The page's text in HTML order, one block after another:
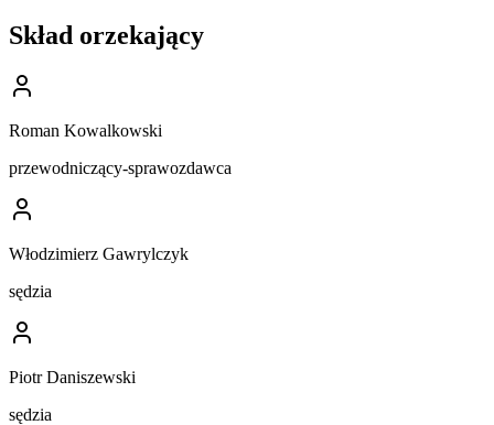
Skład orzekający
Roman Kowalkowski
przewodniczący-sprawozdawca
Włodzimierz Gawrylczyk
sędzia
Piotr Daniszewski
sędzia